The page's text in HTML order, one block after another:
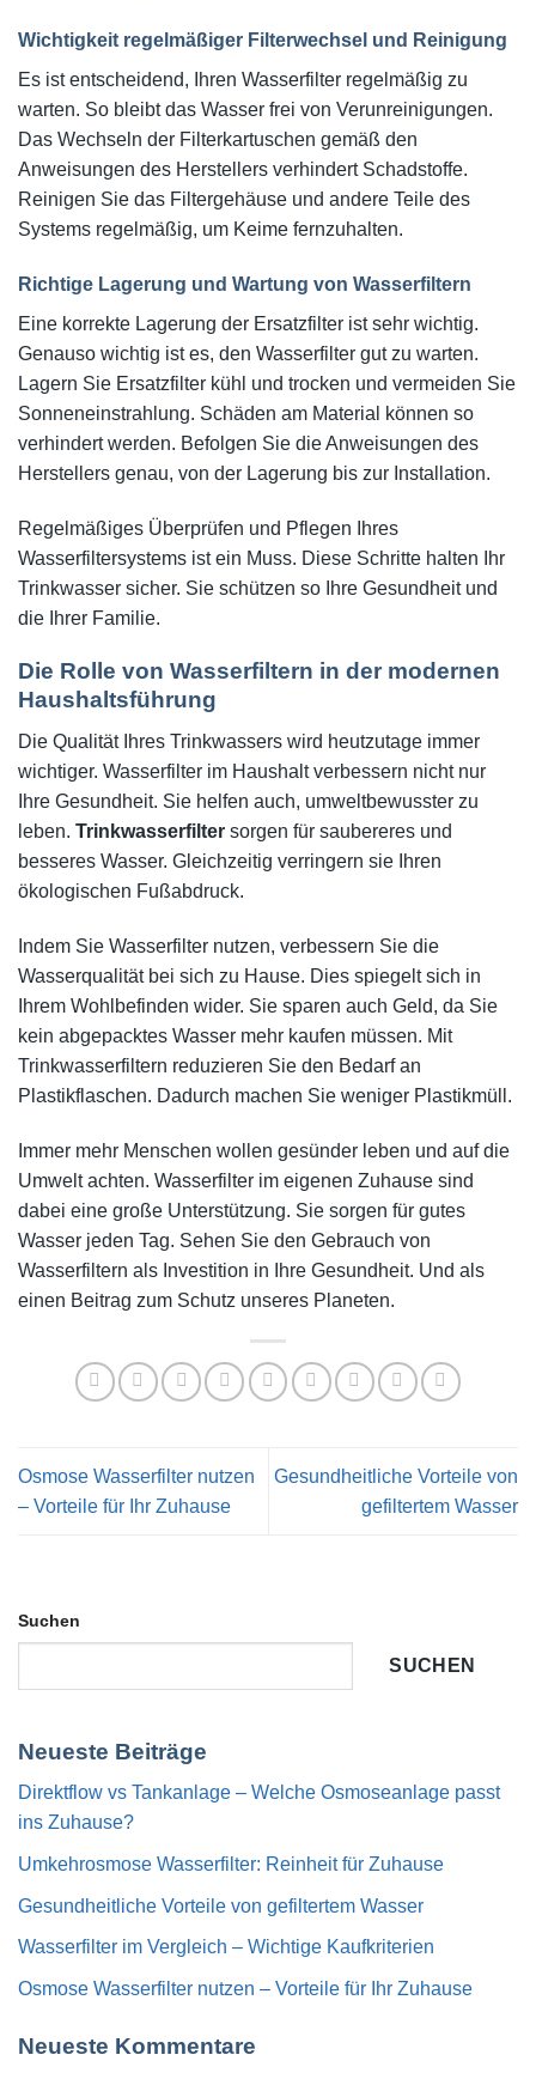
Wichtigkeit regelmäßiger Filterwechsel und Reinigung
Es ist entscheidend, Ihren Wasserfilter regelmäßig zu
warten. So bleibt das Wasser frei von Verunreinigungen.
Das Wechseln der Filterkartuschen gemäß den
Anweisungen des Herstellers verhindert Schadstoffe.
Reinigen Sie das Filtergehäuse und andere Teile des
Systems regelmäßig, um Keime fernzuhalten.
Richtige Lagerung und Wartung von Wasserfiltern
Eine korrekte Lagerung der Ersatzfilter ist sehr wichtig.
Genauso wichtig ist es, den Wasserfilter gut zu warten.
Lagern Sie Ersatzfilter kühl und trocken und vermeiden Sie
Sonneneinstrahlung. Schäden am Material können so
verhindert werden. Befolgen Sie die Anweisungen des
Herstellers genau, von der Lagerung bis zur Installation.
Regelmäßiges Überprüfen und Pflegen Ihres
Wasserfiltersystems ist ein Muss. Diese Schritte halten Ihr
Trinkwasser sicher. Sie schützen so Ihre Gesundheit und
die Ihrer Familie.
Die Rolle von Wasserfiltern in der modernen
Haushaltsführung
Die Qualität Ihres Trinkwassers wird heutzutage immer
wichtiger. Wasserfilter im Haushalt verbessern nicht nur
Ihre Gesundheit. Sie helfen auch, umweltbewusster zu
leben. Trinkwasserfilter sorgen für saubereres und
besseres Wasser. Gleichzeitig verringern sie Ihren
ökologischen Fußabdruck.
Indem Sie Wasserfilter nutzen, verbessern Sie die
Wasserqualität bei sich zu Hause. Dies spiegelt sich in
Ihrem Wohlbefinden wider. Sie sparen auch Geld, da Sie
kein abgepacktes Wasser mehr kaufen müssen. Mit
Trinkwasserfiltern reduzieren Sie den Bedarf an
Plastikflaschen. Dadurch machen Sie weniger Plastikmüll.
Immer mehr Menschen wollen gesünder leben und auf die
Umwelt achten. Wasserfilter im eigenen Zuhause sind
dabei eine große Unterstützung. Sie sorgen für gutes
Wasser jeden Tag. Sehen Sie den Gebrauch von
Wasserfiltern als Investition in Ihre Gesundheit. Und als
einen Beitrag zum Schutz unseres Planeten.
Osmose Wasserfilter nutzen
– Vorteile für Ihr Zuhause
Gesundheitliche Vorteile von
gefiltertem Wasser
Suchen
SUCHEN
Neueste Beiträge
Direktflow vs Tankanlage – Welche Osmoseanlage passt
ins Zuhause?
Umkehrosmose Wasserfilter: Reinheit für Zuhause
Gesundheitliche Vorteile von gefiltertem Wasser
Wasserfilter im Vergleich – Wichtige Kaufkriterien
Osmose Wasserfilter nutzen – Vorteile für Ihr Zuhause
Neueste Kommentare